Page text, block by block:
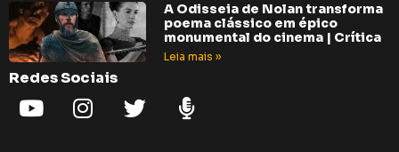
A Odisseia de Nolan transforma
poema clássico em épico
monumental do cinema | Crítica
Leia mais »
Redes Sociais